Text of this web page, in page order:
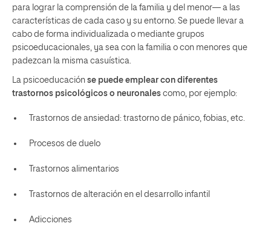
para lograr la comprensión de la familia y del menor— a las
características de cada caso y su entorno. Se puede llevar a
cabo de forma individualizada o mediante grupos
psicoeducacionales, ya sea con la familia o con menores que
padezcan la misma casuística.
La psicoeducación se puede emplear con diferentes
trastornos psicológicos o neuronales como, por ejemplo:
Trastornos de ansiedad: trastorno de pánico, fobias, etc.
Procesos de duelo
Trastornos alimentarios
Trastornos de alteración en el desarrollo infantil
Adicciones